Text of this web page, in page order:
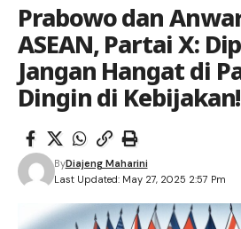
Prabowo dan
ASEAN, Partai X:
Jangan Hangat di
Dingin di Kebijakan!
Last Updated: May 27, 2025 2:57 Pm
ByDiajeng Maharini